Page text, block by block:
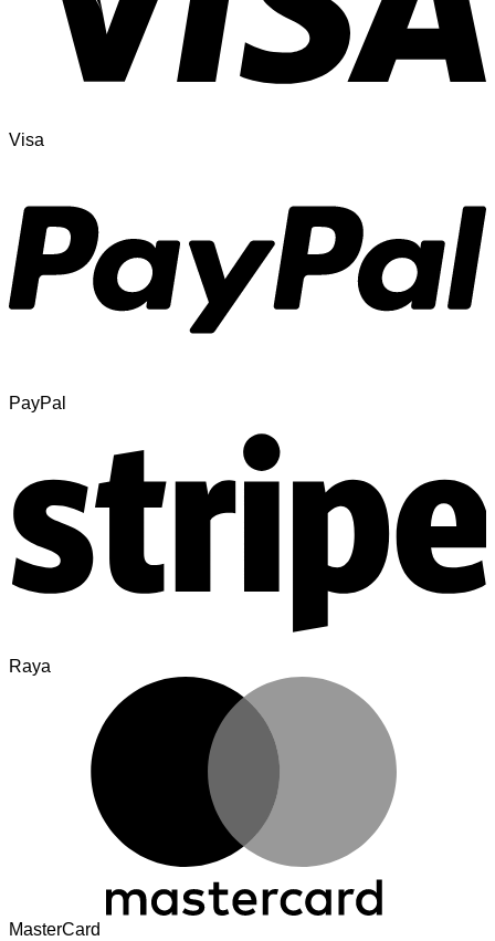
Visa
PayPal
Raya
MasterCard